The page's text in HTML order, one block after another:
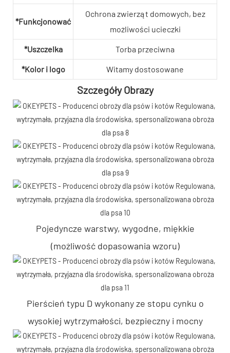
*Funkcjonować
Ochrona zwierząt domowych, bez
możliwości ucieczki
*Uszczelka Torba przeciwna
*Kolor i logo Witamy dostosowane
Szczegóły Obrazy
Pojedyncze warstwy, wygodne, miękkie
(możliwość dopasowania wzoru)
Pierścień typu D wykonany ze stopu cynku o
wysokiej wytrzymałości, bezpieczny i mocny